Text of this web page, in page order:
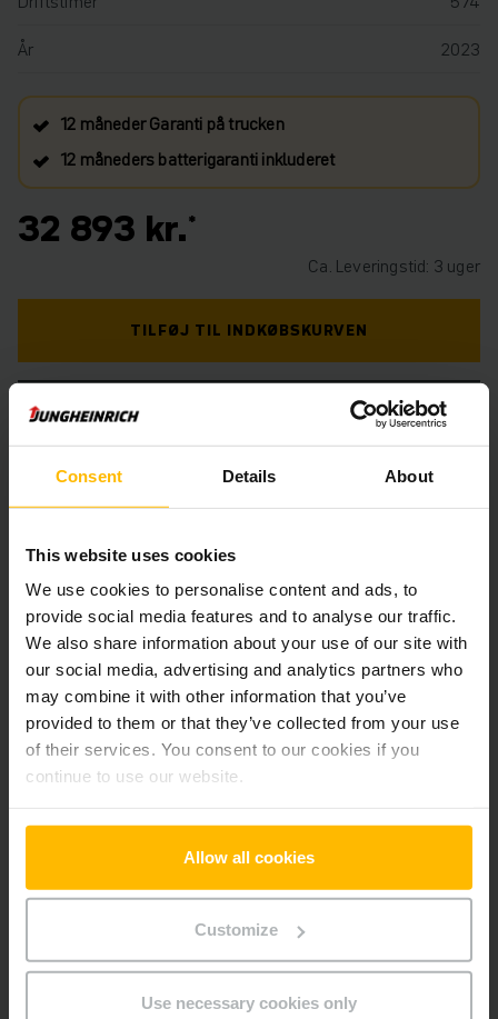
Consent Details About
This website uses cookies
We use cookies to personalise content and ads, to
provide social media features and to analyse our traffic.
We also share information about your use of our site with
our social media, advertising and analytics partners who
may combine it with other information that you’ve
provided to them or that they’ve collected from your use
of their services. You consent to our cookies if you
continue to use our website.
Allow all cookies
Customize
Use necessary cookies only
År
2023
12 måneder Garanti på trucken
12 måneders batterigaranti inkluderet
32 893 kr.
Ca. Leveringstid: 3 uger
TILFØJ TIL INDKØBSKURVEN
HAR DU BRUG FOR HJÆLP? KONTAKT OS. KLIK
HER.
Alle priser er ekskl. moms, medmindre andet er angivet.
Produktinformation
Det følgende afsnit giver en omfattende oversigt over
køretøjets tekniske specifikationer og udstyr.
Teknisk information
Batteri
Oplader Ja, 24 V / 15 A
Batteriets produktionsår
2023